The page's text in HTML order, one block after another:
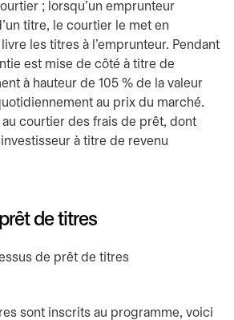
; lorsqu’un emprunteur
titre, le courtier le met en
les titres à l’emprunteur. Pendant
est mise de côté à titre de
à hauteur de 105 % de la valeur
au prix du marché.
au courtier des frais de prêt, dont
à titre de revenu
de titres
sont inscrits au programme, voici